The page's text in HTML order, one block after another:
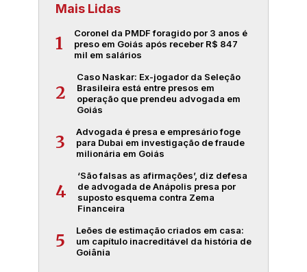
Mais Lidas
1
Coronel da PMDF foragido por 3 anos é
preso em Goiás após receber R$ 847
mil em salários
2
Caso Naskar: Ex-jogador da Seleção
Brasileira está entre presos em
operação que prendeu advogada em
Goiás
3
Advogada é presa e empresário foge
para Dubai em investigação de fraude
milionária em Goiás
4
‘São falsas as afirmações’, diz defesa
de advogada de Anápolis presa por
suposto esquema contra Zema
Financeira
5
Leões de estimação criados em casa:
um capítulo inacreditável da história de
Goiânia